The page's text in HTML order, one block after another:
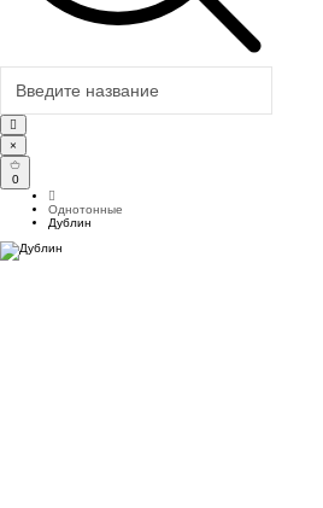
×
0
Однотонные
Дублин